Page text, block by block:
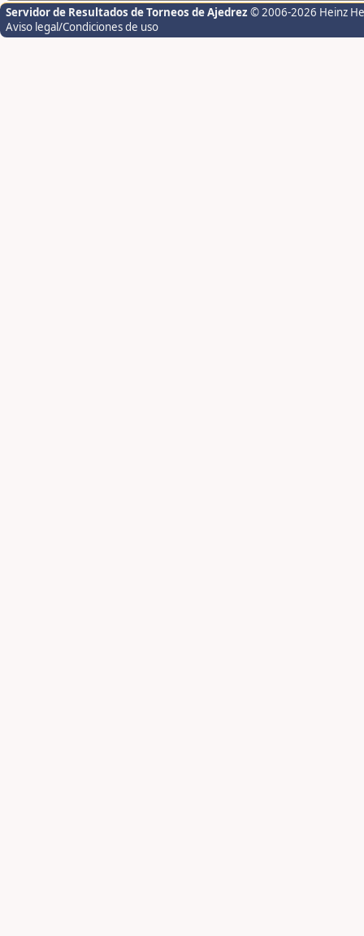
Servidor de Resultados de Torneos de Ajedrez © 2006-2026 Heinz
Aviso legal/Condiciones de uso